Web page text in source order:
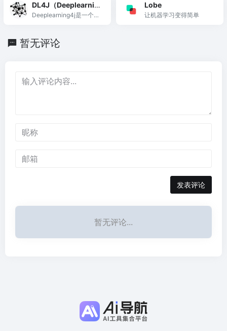
全。
练流程。
DL4J（Deeplearnin
g4j）
Deeplearning4j是一个支
生态系统。
Lobe
让机器学习变得简单
暂无评论
发表评论
暂无评论...